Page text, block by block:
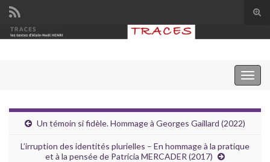
Search for:
Un témoin si fidèle. Hommage à Georges Gaillard (2022)
L’irruption des identités plurielles – En hommage à la pratique
et à la pensée de Patricia MERCADER (2017)